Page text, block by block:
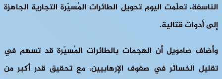
الناسفة، تعلّمت اليوم تحويل الطائرات المُسيّرة التجارية الجاهزة
إلى أدوات قتالية.
وأضاف صامويل أن الهجمات بالطائرات المُسيّرة قد تسهم في
تقليل الخسائر في صفوف الإرهابيين، مع تحقيق قدر أكبر من